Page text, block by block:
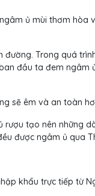
ủ mùi thơm hòa
đường. Trong quá
đầu ta đem ngâm
sẽ êm và an toàn
tạo nên những
được ngâm ủ qua
khẩu trực tiếp từ